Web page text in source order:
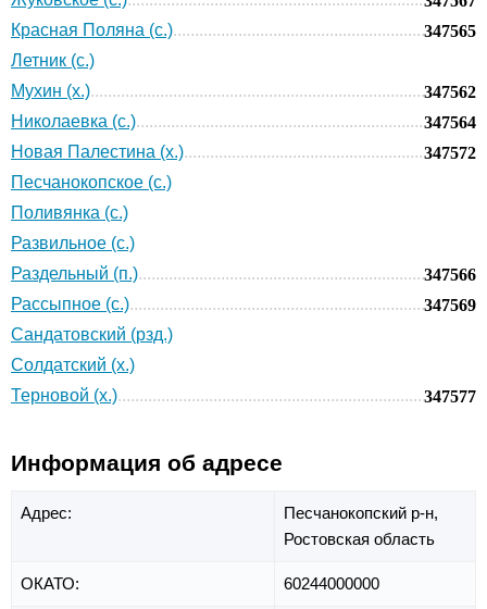
Красная Поляна (с.)
347565
Летник (с.)
Мухин (х.)
347562
Николаевка (с.)
347564
Новая Палестина (х.)
347572
Песчанокопское (с.)
Поливянка (с.)
Развильное (с.)
Раздельный (п.)
347566
Рассыпное (с.)
347569
Сандатовский (рзд.)
Солдатский (х.)
Терновой (х.)
347577
Информация об адресе
Адрес:
Песчанокопский р-н,
Ростовская область
ОКАТО: 60244000000